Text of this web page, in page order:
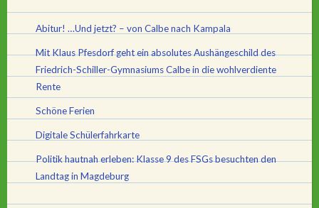
Abitur! …Und jetzt? – von Calbe nach Kampala
Mit Klaus Pfesdorf geht ein absolutes Aushängeschild des
Friedrich-Schiller-Gymnasiums Calbe in die wohlverdiente
Rente
Schöne Ferien
Digitale Schülerfahrkarte
Politik hautnah erleben: Klasse 9 des FSGs besuchten den
Landtag in Magdeburg